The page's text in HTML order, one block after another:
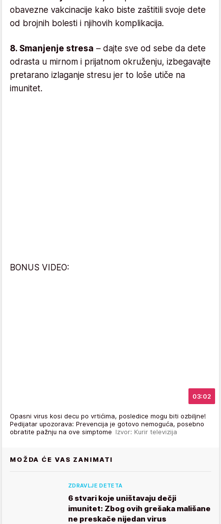
obavezne vakcinacije kako biste zaštitili svoje dete
od brojnih bolesti i njihovih komplikacija.
8. Smanjenje stresa – dajte sve od sebe da dete
odrasta u mirnom i prijatnom okruženju, izbegavajte
pretarano izlaganje stresu jer to loše utiče na
imunitet.
BONUS VIDEO:
03:02
Opasni virus kosi decu po vrtićima, posledice mogu biti ozbiljne!
Pedijatar upozorava: Prevencija je gotovo nemoguća, posebno
obratite pažnju na ove simptome Izvor: Kurir televizija
MOŽDA ĆE VAS ZANIMATI
ZDRAVLJE DETETA
6 stvari koje uništavaju dečji
imunitet: Zbog ovih grešaka mališane
ne preskače nijedan virus